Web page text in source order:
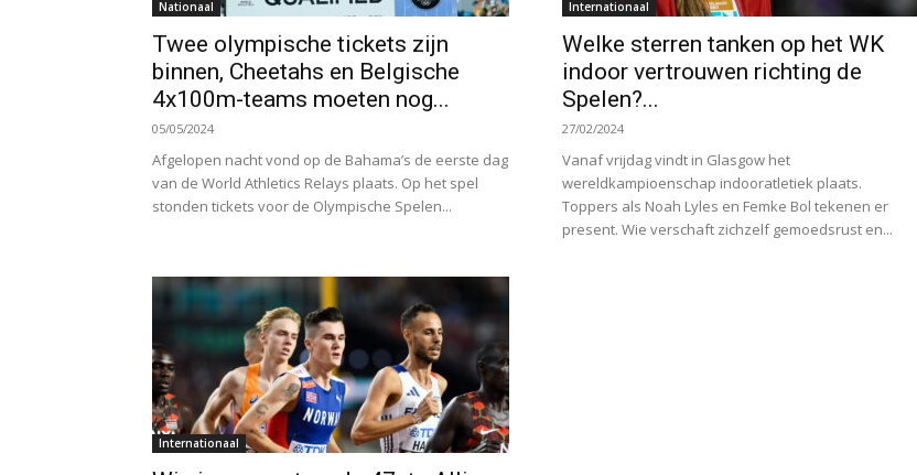
Nationaal
Twee olympische tickets zijn
binnen, Cheetahs en Belgische
4x100m-teams moeten nog...
05/05/2024
Afgelopen nacht vond op de Bahama’s de eerste dag
van de World Athletics Relays plaats. Op het spel
stonden tickets voor de Olympische Spelen...
Internationaal
Welke sterren tanken op het WK
indoor vertrouwen richting de
Spelen?...
27/02/2024
Vanaf vrijdag vindt in Glasgow het
wereldkampioenschap indooratletiek plaats.
Toppers als Noah Lyles en Femke Bol tekenen er
present. Wie verschaft zichzelf gemoedsrust en...
Internationaal